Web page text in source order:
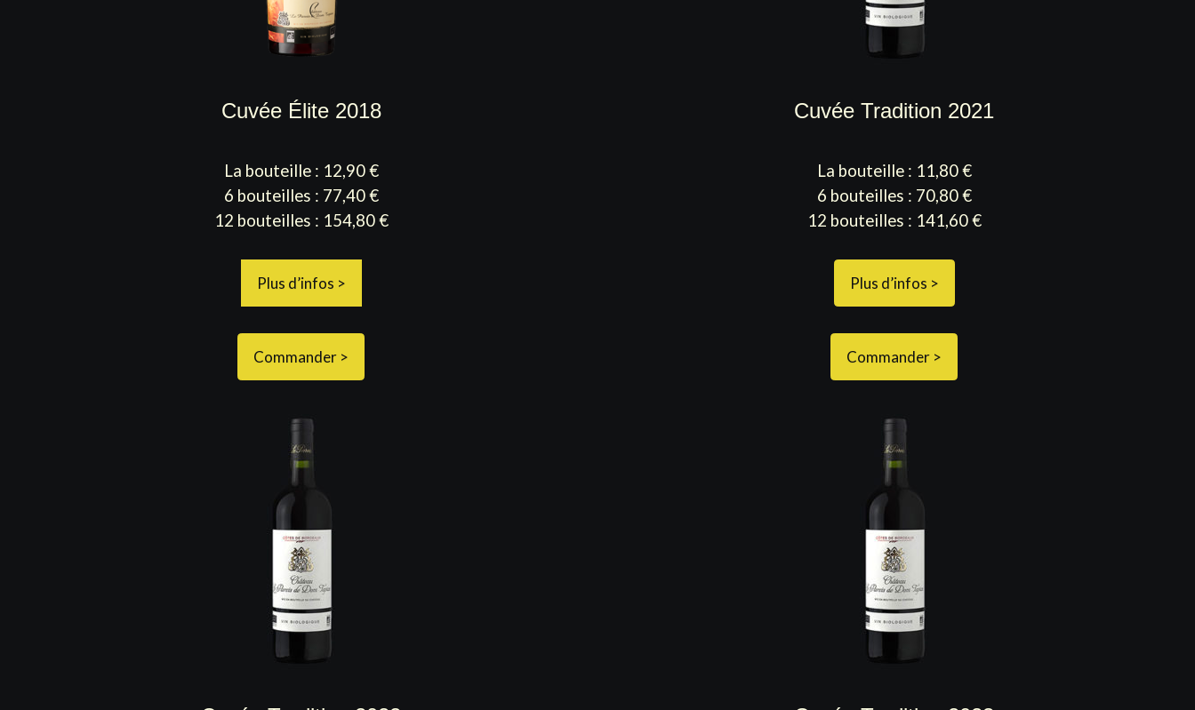
Cuvée Élite 2018
La bouteille : 12,90 €
6 bouteilles : 77,40 €
12 bouteilles : 154,80 €
Plus d’infos >
Commander >
Cuvée Tradition 2021
La bouteille : 11,80 €
6 bouteilles : 70,80 €
12 bouteilles : 141,60 €
Plus d’infos >
Commander >